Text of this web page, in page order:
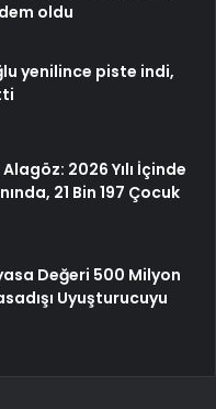
oldu
yenilince piste indi,
2026 Yılı İçinde
21 Bin 197 Çocuk
Değeri 500 Milyon
Uyuşturucuyu